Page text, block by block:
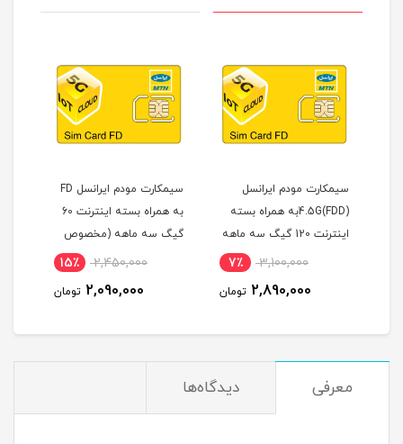
سیمکارت مودم ایرانسل
4.5G(FDD)به همراه بسته
اینترنت 120 گیگ سه ماهه
3,100,000 7٪
2,890,000 تومان
سیمکارت مودم ایرانسل FD
به همراه بسته اینترنت 60
گیگ سه ماهه (مخصوص
مودم )
2,450,000 15٪
2,090,000 تومان
LTE
معرفی دیدگاه‌ها